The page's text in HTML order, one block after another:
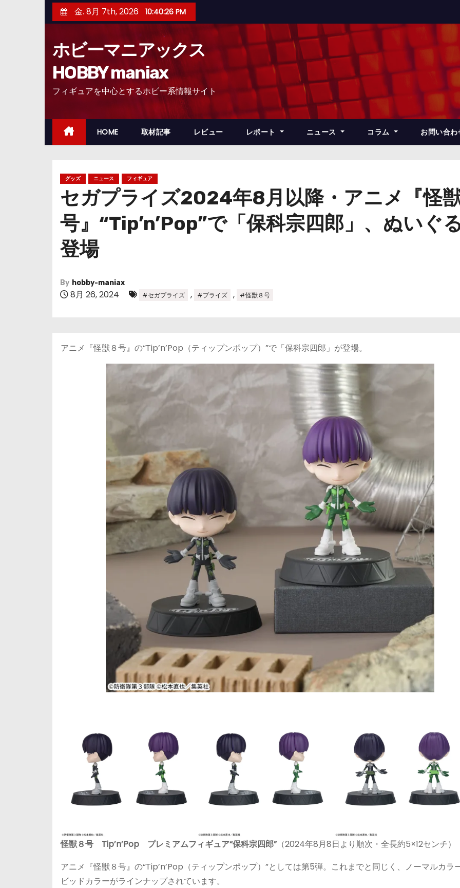
ン
ッ
金. 8月 7th, 2026 10:40:27 PM
ホビーマニアックス
HOBBY maniax
フィギュアを中心とするホビー系情報サイト
HOME 取材記事 レビュー レポート ニュース コラム お問い合わ
グッズ ニュース フィギュア
セガプライズ2024年8月以降・アニメ『怪
号』“Tip’n’Pop”で「保科宗四郎」、ぬいぐ
登場
By hobby-maniax
8月 26, 2024 #セガプライズ , #プライズ , #怪獣８号
アニメ『怪獣８号』の“Tip’n’Pop（ティップンポップ）”で「保科宗四郎」が登場。
怪獣８号 Tip’n’Pop プレミアムフィギュア“保科宗四郎”（2024年8月8日より順次・全長約5×12センチ）
アニメ『怪獣８号』の“Tip’n’Pop（ティップンポップ）”としては第5弾。これまでと同じく、ノーマルカラ
ビッドカラーがラインナップされています。